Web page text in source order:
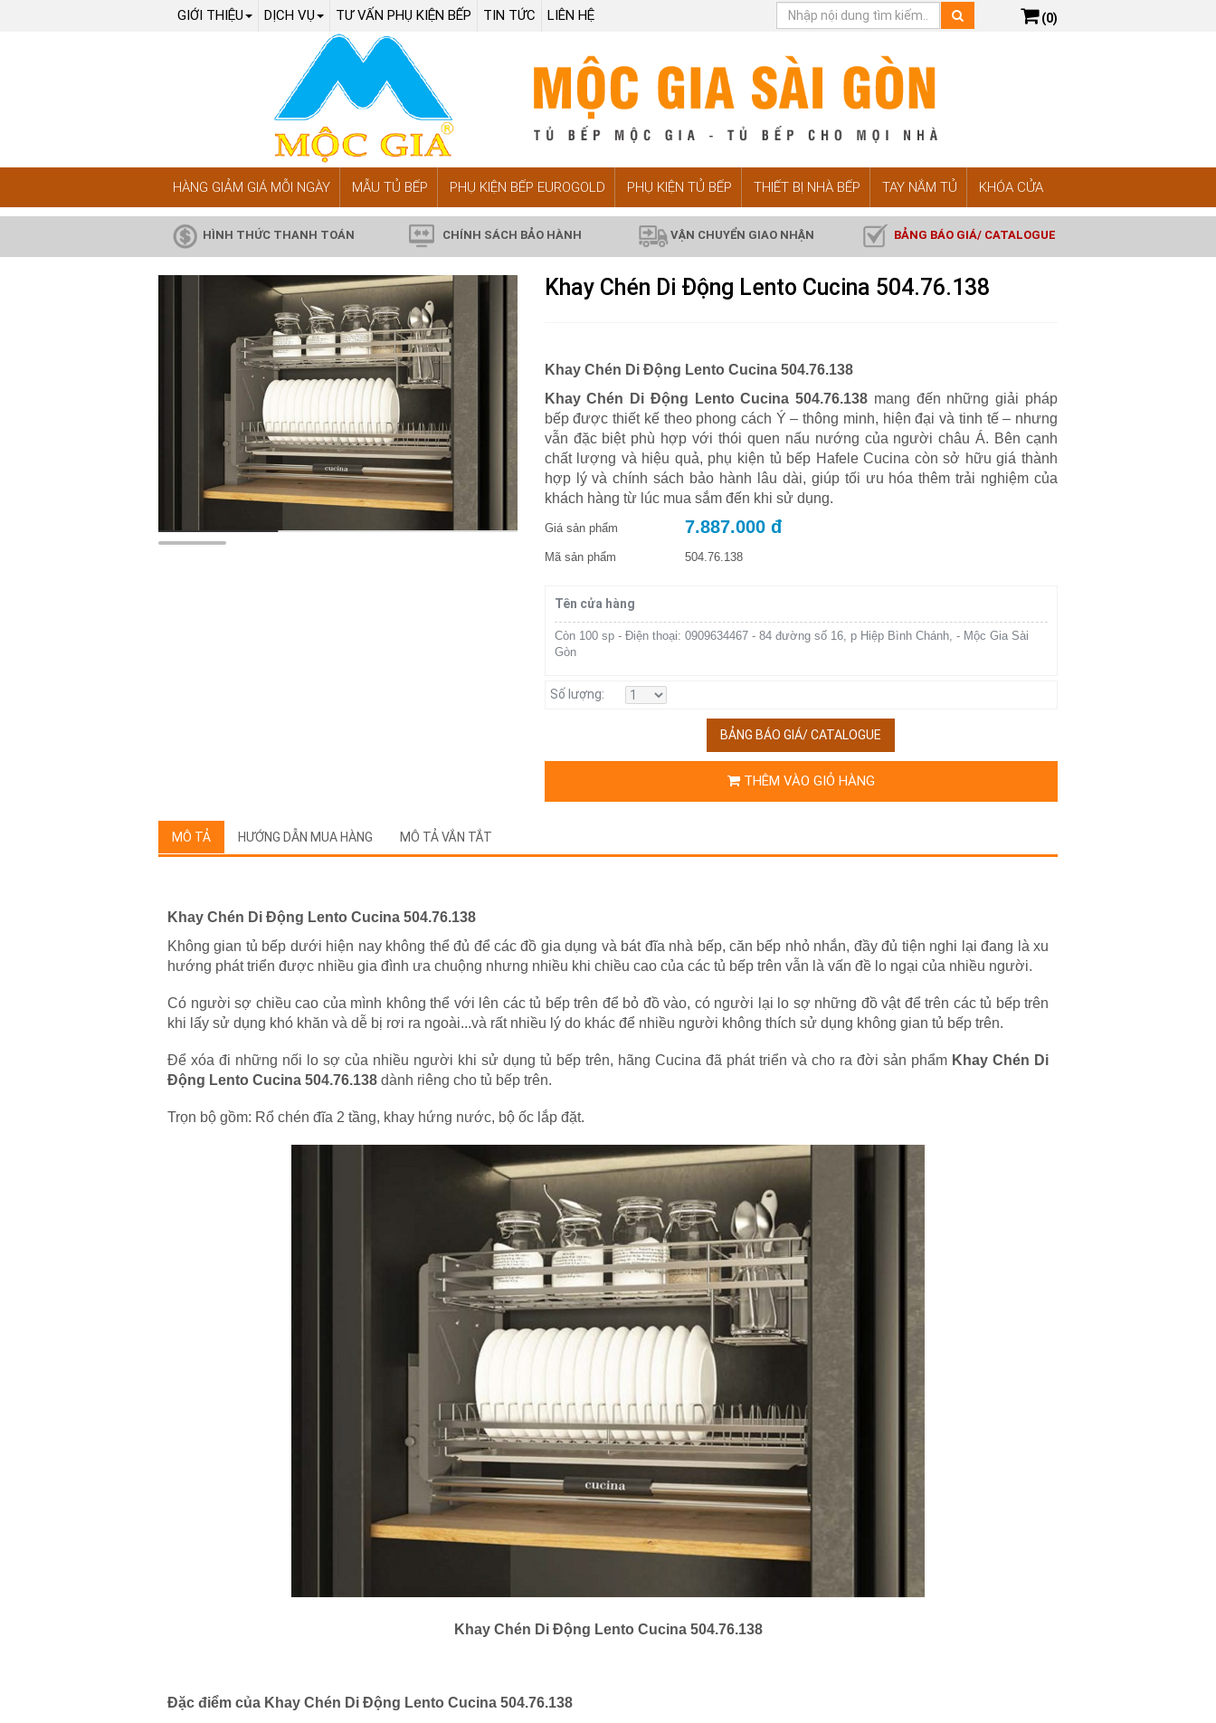
GIỚI THIỆU DỊCH VỤ TƯ VẤN PHỤ KIỆN BẾP TIN TỨC LIÊN HỆ (0)
HÀNG GIẢM GIÁ MỖI NGÀY MẪU TỦ BẾP PHỤ KIỆN BẾP EUROGOLD PHỤ KIỆN TỦ BẾP THIẾT BỊ NHÀ BẾP TAY NẮM TỦ KHÓA CỬA
HÌNH THỨC THANH TOÁN CHÍNH SÁCH BẢO HÀNH VẬN CHUYỂN GIAO NHẬN BẢNG BÁO GIÁ/ CATALOGUE
Khay Chén Di Động Lento Cucina 504.76.138
Khay Chén Di Động Lento Cucina 504.76.138
Khay Chén Di Động
Lento Cucina504.76.138 mang đến những giải pháp
bếp được thiết kế theo phong cách Ý – thông minh, hiện đại và tinh tế – nhưng
vẫn đặc biệt phù hợp với thói quen nấu nướng của người châu Á. Bên cạnh
chất lượng và hiệu quả, phụ kiện tủ bếp Hafele Cucina còn sở hữu giá thành
hợp lý và chính sách bảo hành lâu dài, giúp tối ưu hóa thêm trải nghiệm của
khách hàng từ lúc mua sắm đến khi sử dụng.
Giá sản phẩm 7.887.000 đ
Mã sản phẩm 504.76.138
Tên cửa hàng
Còn 100 sp - Điện thoại: 0909634467 - 84 đường số 16, p Hiệp Bình Chánh, - Mộc Gia Sài
Gòn
Số lượng:
BẢNG BÁO GIÁ/ CATALOGUE
THÊM VÀO GIỎ HÀNG
MÔ TẢ HƯỚNG DẪN MUA HÀNG MÔ TẢ VẮN TẮT
Khay Chén Di Động Lento Cucina 504.76.138
Không gian tủ bếp dưới hiện nay không thể đủ để các đồ gia dụng và bát đĩa nhà bếp, căn bếp nhỏ nhắn, đầy đủ tiện nghi lại đang là xu
hướng phát triển được nhiều gia đình ưa chuộng nhưng nhiều khi chiều cao của các tủ bếp trên vẫn là vấn đề lo ngại của nhiều người.
Có người sợ chiều cao của mình không thể với lên các tủ bếp trên để bỏ đồ vào, có người lại lo sợ những đồ vật để trên các tủ bếp trên
khi lấy sử dụng khó khăn và dễ bị rơi ra ngoài...và rất nhiều lý do khác để nhiều người không thích sử dụng không gian tủ bếp trên.
Để xóa đi những nối lo sợ của nhiều người khi sử dụng tủ bếp trên, hãng Cucina đã phát triển và cho ra đời sản phẩm Khay Chén Di
Động Lento Cucina 504.76.138 dành riêng cho tủ bếp trên.
Trọn bộ gồm: Rổ chén đĩa 2 tầng, khay hứng nước, bộ ốc lắp đặt.
Khay Chén Di Động Lento Cucina 504.76.138
Đặc điểm của Khay Chén Di Động Lento Cucina 504.76.138